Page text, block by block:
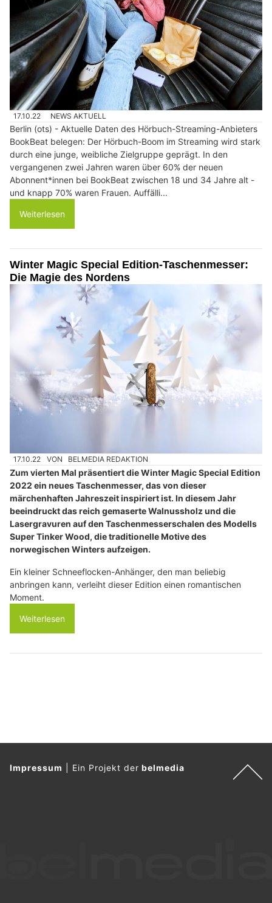
17.10.22 NEWS AKTUELL
Berlin (ots) - Aktuelle Daten des Hörbuch-Streaming-Anbieters
BookBeat belegen: Der Hörbuch-Boom im Streaming wird stark
durch eine junge, weibliche Zielgruppe geprägt. In den
vergangenen zwei Jahren waren über 60% der neuen
Abonnent*innen bei BookBeat zwischen 18 und 34 Jahre alt -
und knapp 70% waren Frauen. Auffälli...
Weiterlesen
Winter Magic Special Edition-Taschenmesser:
Die Magie des Nordens
17.10.22 VON BELMEDIA REDAKTION
Zum vierten Mal präsentiert die Winter Magic Special Edition
2022 ein neues Taschenmesser, das von dieser
märchenhaften Jahreszeit inspiriert ist. In diesem Jahr
beeindruckt das reich gemaserte Walnussholz und die
Lasergravuren auf den Taschenmesserschalen des Modells
Super Tinker Wood, die traditionelle Motive des
norwegischen Winters aufzeigen.
Ein kleiner Schneeflocken-Anhänger, den man beliebig
anbringen kann, verleiht dieser Edition einen romantischen
Moment.
Weiterlesen
Impressum Ein Projekt derbelmedia